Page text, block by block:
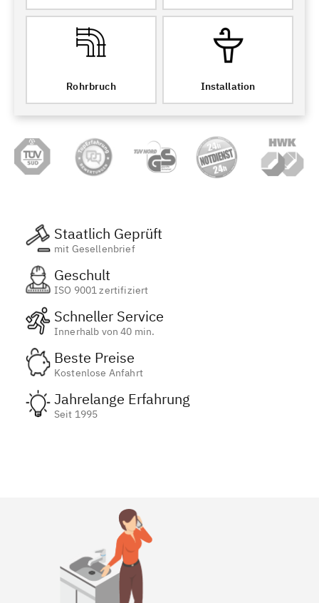
Rohrbruch Installation
Staatlich Geprüft
mit Gesellenbrief
Geschult
ISO 9001 zertifiziert
Schneller Service
Innerhalb von 40 min.
Beste Preise
Kostenlose Anfahrt
Jahrelange Erfahrung
Seit 1995